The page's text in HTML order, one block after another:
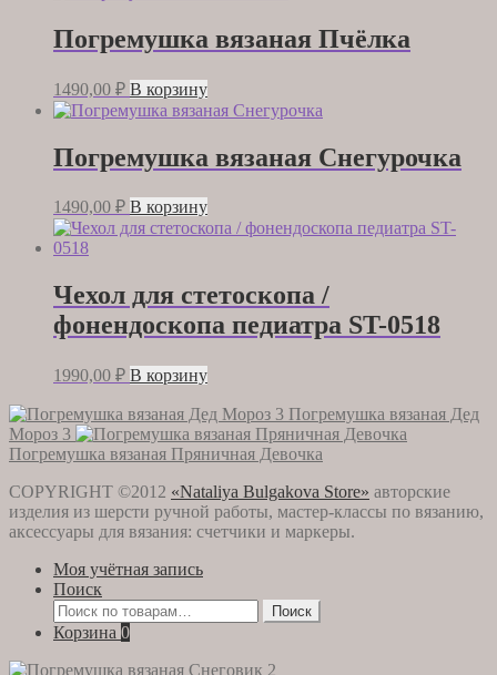
Погремушка вязаная Пчёлка
1490,00 ₽ В корзину
Погремушка вязаная Снегурочка
1490,00 ₽ В корзину
Чехол для стетоскопа /
фонендоскопа педиатра ST-0518
1990,00 ₽ В корзину
Погремушка вязаная Дед
Мороз 3
Погремушка вязаная Пряничная Девочка
COPYRIGHT ©2012 «Nataliya Bulgakova Store» авторские
изделия из шерсти ручной работы, мастер-классы по вязанию,
аксессуары для вязания: счетчики и маркеры.
Моя учётная запись
Поиск
Искать:
Поиск
Корзина 0